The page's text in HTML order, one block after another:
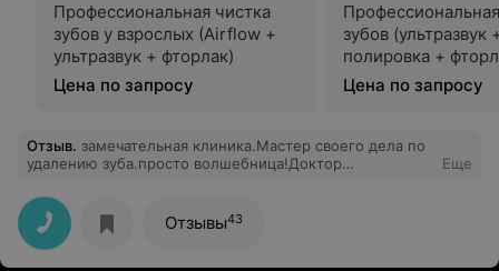
Профессиональная чистка
зубов у взрослых (Airflow +
ультразвук + фторлак)
Цена по запросу
зубов (ультразвук
полировка +
Цена по запросу
Отзыв. замечательная клиника.Мастер своего дела по
удалению зуба.просто волшебница!Доктор
Еще
Отзывы43